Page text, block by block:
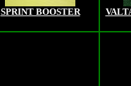
SPRINT BOOSTER